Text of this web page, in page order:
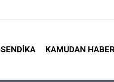
SENDIKA KAMUDAN HABER